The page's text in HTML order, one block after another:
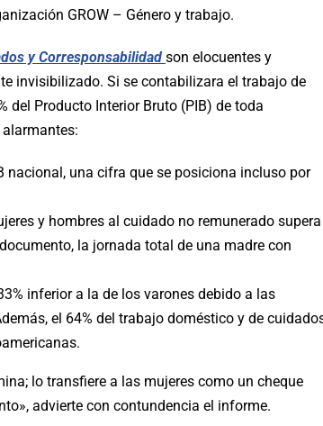
GROW – Género y trabajo.
y Corresponsabilidad son elocuentes y
invisibilizado. Si se contabilizara el trabajo de
del Producto Interior Bruto (PIB) de toda
nacional, una cifra que se posiciona incluso por
y hombres al cuidado no remunerado supera
la jornada total de una madre con
inferior a la de los varones debido a las
el 64% del trabajo doméstico y de
lo transfiere a las mujeres como un cheque
advierte con contundencia el informe.